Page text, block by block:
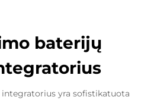
baterijų
yra sofistikatuota